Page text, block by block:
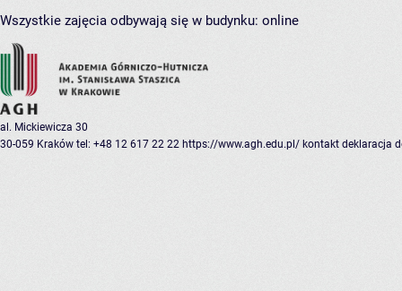
Wszystkie zajęcia odbywają się w budynku: online
al. Mickiewicza 30
30-059 Kraków tel: +48 12 617 22 22 https://www.agh.edu.pl/ kontakt deklaracja